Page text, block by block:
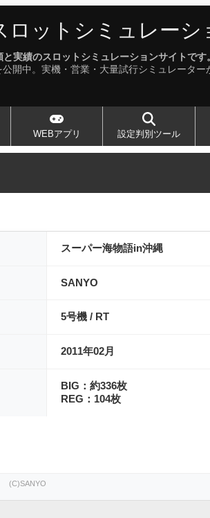
ロットシミュレーシ
実績のスロットシミュレーションサイトです。
開中。実機・営業・大量試行シミュレータ
WEBアプリ 設定判別ツール
スーパー海物語in沖縄
SANYO
5号機 / RT
2011年02月
BIG：約336枚
REG：104枚
(C)SANYO